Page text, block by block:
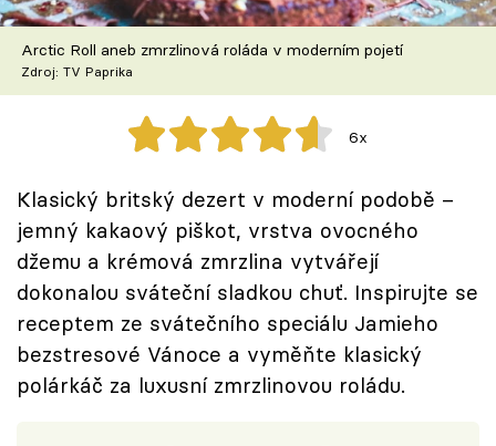
Speciál: Cuketa
Těhotnej kuchař
Sledujte prima+
Přihlášení
Sledujte nás
Arctic Roll aneb zmrzlinová roláda v moderním pojetí
Zdroj: TV Paprika
6x
Klasický britský dezert v moderní podobě –
jemný kakaový piškot, vrstva ovocného
džemu a krémová zmrzlina vytvářejí
dokonalou sváteční sladkou chuť. Inspirujte se
receptem ze svátečního speciálu Jamieho
bezstresové Vánoce a vyměňte klasický
polárkáč za luxusní zmrzlinovou roládu.